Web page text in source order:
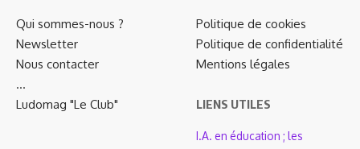
Qui sommes-nous ?
Newsletter
Nous contacter
…
Ludomag "Le Club"
Politique de cookies
Politique de confidentialité
Mentions légales
LIENS UTILES
I.A. en éducation ; les